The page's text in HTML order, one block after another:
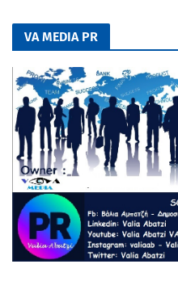
VA MEDIA PR